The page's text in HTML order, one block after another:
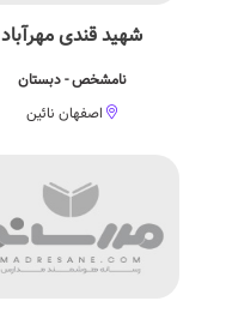
شهید قندی مهرآباد
نامشخص - دبستان
اصفهان نائین